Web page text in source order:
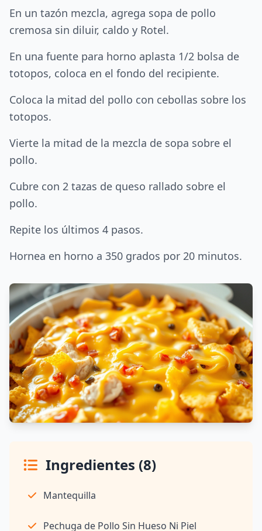
En un tazón mezcla, agrega sopa de pollo
cremosa sin diluir, caldo y Rotel.
En una fuente para horno aplasta 1/2 bolsa de
totopos, coloca en el fondo del recipiente.
Coloca la mitad del pollo con cebollas sobre los
totopos.
Vierte la mitad de la mezcla de sopa sobre el
pollo.
Cubre con 2 tazas de queso rallado sobre el
pollo.
Repite los últimos 4 pasos.
Hornea en horno a 350 grados por 20 minutos.
Ingredientes (8)
Mantequilla
Pechuga de Pollo Sin Hueso Ni Piel